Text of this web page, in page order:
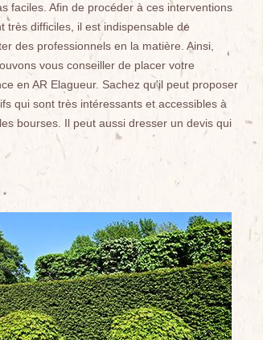
faciles. Afin de procéder à ces interventions
très difficiles, il est indispensable de
des professionnels en la matière. Ainsi,
vous conseiller de placer votre
en AR Elagueur. Sachez qu'il peut proposer
qui sont très intéressants et accessibles à
bourses. Il peut aussi dresser un devis qui